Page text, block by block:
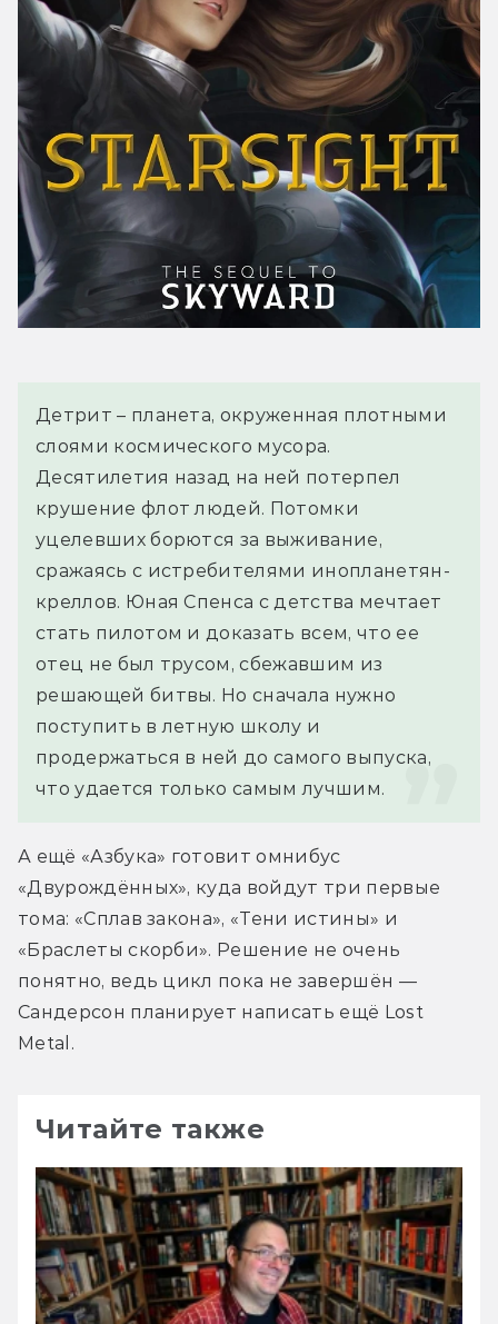
Детрит – планета, окруженная плотными
слоями космического мусора.
Десятилетия назад на ней потерпел
крушение флот людей. Потомки
уцелевших борются за выживание,
сражаясь с истребителями инопланетян-
креллов. Юная Спенса с детства мечтает
стать пилотом и доказать всем, что ее
отец не был трусом, сбежавшим из
решающей битвы. Но сначала нужно
поступить в летную школу и
продержаться в ней до самого выпуска,
что удается только самым лучшим.
А ещё «Азбука» готовит омнибус
«Двурождённых», куда войдут три первые
тома: «Сплав закона», «Тени истины» и
«Браслеты скорби». Решение не очень
понятно, ведь цикл пока не завершён —
Сандерсон планирует написать ещё Lost
Metal.
Читайте также